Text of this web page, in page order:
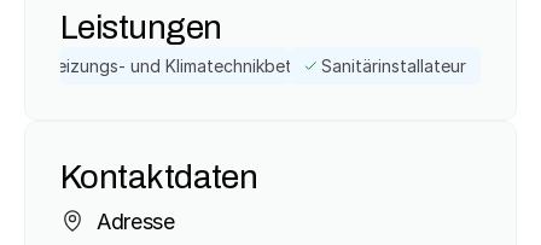
Leistungen
Heizungs- und KlimatechnikbetriebSanitärinstallateur
Kontaktdaten
Adresse